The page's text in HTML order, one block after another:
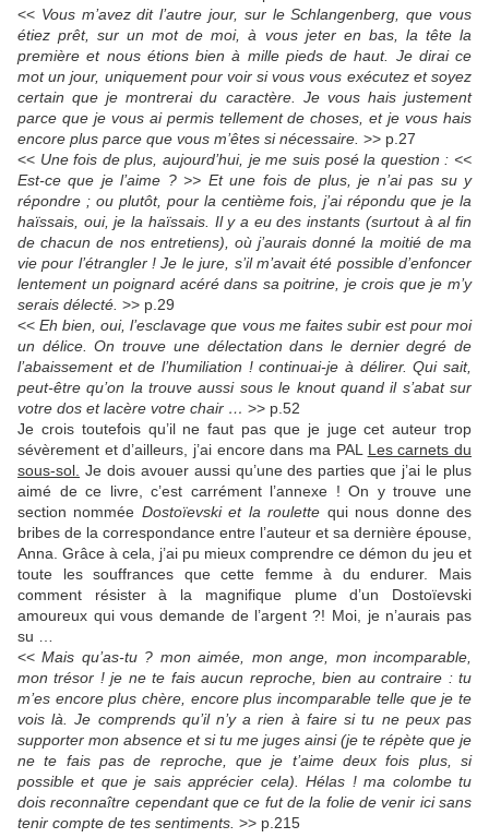
<< Vous m’avez dit l’autre jour, sur le Schlangenberg, que vous
étiez prêt, sur un mot de moi, à vous jeter en bas, la tête la
première et nous étions bien à mille pieds de haut. Je dirai ce
mot un jour, uniquement pour voir si vous vous exécutez et soyez
certain que je montrerai du caractère. Je vous hais justement
parce que je vous ai permis tellement de choses, et je vous hais
encore plus parce que vous m’êtes si nécessaire. >> p.27
<< Une fois de plus, aujourd’hui, je me suis posé la question : <<
Est-ce que je l’aime ? >> Et une fois de plus, je n’ai pas su y
répondre ; ou plutôt, pour la centième fois, j’ai répondu que je la
haïssais, oui, je la haïssais. Il y a eu des instants (surtout à al fin
de chacun de nos entretiens), où j’aurais donné la moitié de ma
vie pour l’étrangler ! Je le jure, s’il m’avait été possible d’enfoncer
lentement un poignard acéré dans sa poitrine, je crois que je m’y
serais délecté. >> p.29
<<Eh bien, oui, l’esclavage que vous me faites subir est pour moi
un délice. On trouve une délectation dans le dernier degré de
l’abaissement et de l’humiliation ! continuai-je à délirer. Qui sait,
peut-être qu’on la trouve aussi sous le knout quand il s’abat sur
votre dos et lacère votre chair … >> p.52
Je crois toutefois qu’il ne faut pas que je juge cet auteur trop
sévèrement et d’ailleurs, j’ai encore dans ma PAL Les carnets du
sous-sol. Je dois avouer aussi qu’une des parties que j’ai le plus
aimé de ce livre, c’est carrément l’annexe ! On y trouve une
section nommée Dostoïevski et la roulette qui nous donne des
bribes de la correspondance entre l’auteur et sa dernière épouse,
Anna. Grâce à cela, j’ai pu mieux comprendre ce démon du jeu et
toute les souffrances que cette femme à du endurer. Mais
comment résister à la magnifique plume d’un Dostoïevski
amoureux qui vous demande de l’argent ?! Moi, je n’aurais pas
su …
<<Mais qu’as-tu ? mon aimée, mon ange, mon incomparable,
mon trésor ! je ne te fais aucun reproche, bien au contraire : tu
m’es encore plus chère, encore plus incomparable telle que je te
vois là. Je comprends qu’il n’y a rien à faire si tu ne peux pas
supporter mon absence et si tu me juges ainsi (je te répète que je
ne te fais pas de reproche, que je t’aime deux fois plus, si
possible et que je sais apprécier cela). Hélas ! ma colombe tu
dois reconnaître cependant que ce fut de la folie de venir ici sans
tenir compte de tes sentiments. >> p.215